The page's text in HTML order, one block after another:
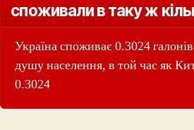
споживали в таку ж
Україна споживає 0.3024
душу населення, в той час як
0.3024